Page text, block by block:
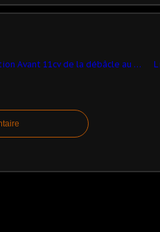
Archives Milinfo (12/2017) : Traction Avant 11cv de la débâcle au 1/48 et 1/43 par Elodie